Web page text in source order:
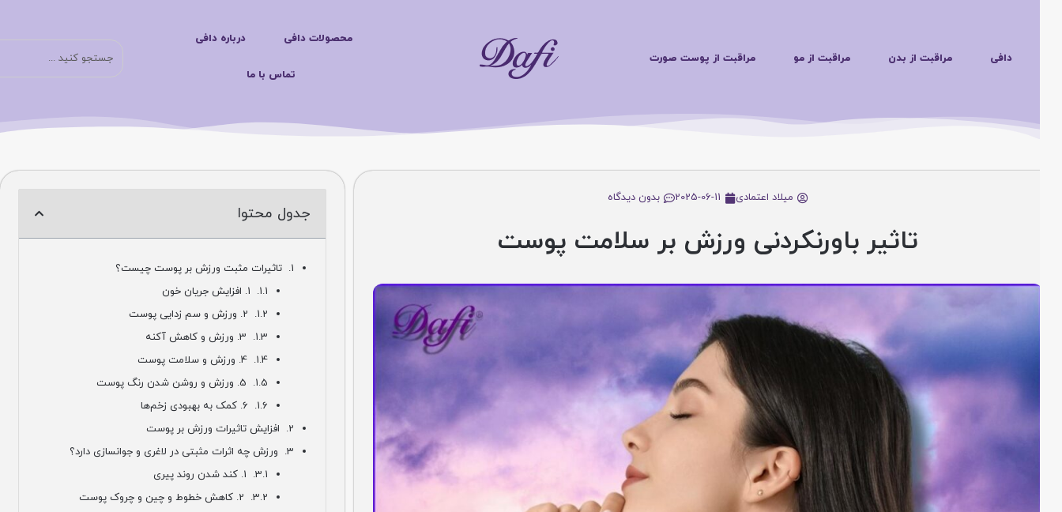
دافی مراقبت از بدن مراقبت از مو مراقبت از پوست صورت
محصولات دافی درباره دافی
تماس با ما
میلاد اعتمادی 2025-06-11 بدون دیدگاه
تاثیر باورنکردنی ورزش بر سلامت پوست
جدول محتوا
تاثیرات مثبت ورزش بر پوست چیست؟
2. ورزش و سم زدایی پوست
3. ورزش و کاهش آکنه
4. ورزش و سلامت پوست
5. ورزش و روشن شدن رنگ پوست
6. کمک به بهبودی زخم‌‌ها
افزایش تاثیرات ورزش بر پوست
ورزش چه اثرات مثبتی در لاغری و جوانسازی دارد؟
1. کند شدن روند پیری
2. کاهش خطوط و چین و چروک پوست